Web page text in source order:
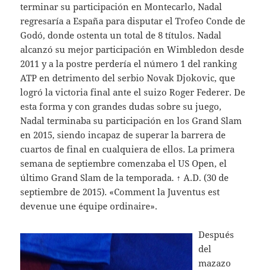
terminar su participación en Montecarlo, Nadal
regresaría a España para disputar el Trofeo Conde de
Godó, donde ostenta un total de 8 títulos. Nadal
alcanzó su mejor participación en Wimbledon desde
2011 y a la postre perdería el número 1 del ranking
ATP en detrimento del serbio Novak Djokovic, que
logró la victoria final ante el suizo Roger Federer. De
esta forma y con grandes dudas sobre su juego,
Nadal terminaba su participación en los Grand Slam
en 2015, siendo incapaz de superar la barrera de
cuartos de final en cualquiera de ellos. La primera
semana de septiembre comenzaba el US Open, el
último Grand Slam de la temporada. ↑ A.D. (30 de
septiembre de 2015). «Comment la Juventus est
devenue une équipe ordinaire».
Después
del
mazazo